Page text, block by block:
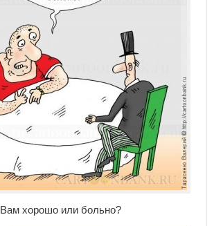
Вам хорошо или больно?